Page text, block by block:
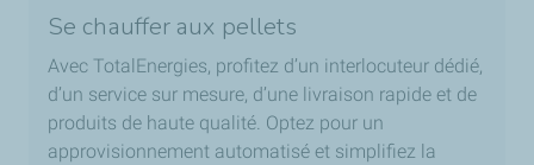
Se chauffer aux pellets
Avec TotalEnergies, profitez d’un interlocuteur dédié,
d’un service sur mesure, d’une livraison rapide et de
produits de haute qualité. Optez pour un
approvisionnement automatisé et simplifiez la